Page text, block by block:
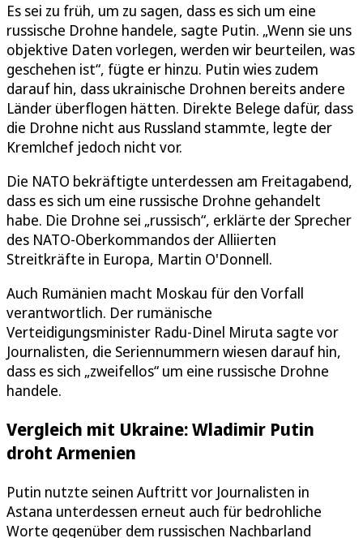
Es sei zu früh, um zu sagen, dass es sich um eine
russische Drohne handele, sagte Putin. „Wenn sie uns
objektive Daten vorlegen, werden wir beurteilen, was
geschehen ist“, fügte er hinzu. Putin wies zudem
darauf hin, dass ukrainische Drohnen bereits andere
Länder überflogen hätten. Direkte Belege dafür, dass
die Drohne nicht aus Russland stammte, legte der
Kremlchef jedoch nicht vor.
Die NATO bekräftigte unterdessen am Freitagabend,
dass es sich um eine russische Drohne gehandelt
habe. Die Drohne sei „russisch“, erklärte der Sprecher
des NATO-Oberkommandos der Alliierten
Streitkräfte in Europa, Martin O'Donnell.
Auch Rumänien macht Moskau für den Vorfall
verantwortlich. Der rumänische
Verteidigungsminister Radu-Dinel Miruta sagte vor
Journalisten, die Seriennummern wiesen darauf hin,
dass es sich „zweifellos“ um eine russische Drohne
handele.
Vergleich mit Ukraine: Wladimir Putin
droht Armenien
Putin nutzte seinen Auftritt vor Journalisten in
Astana unterdessen erneut auch für bedrohliche
Worte gegenüber dem russischen Nachbarland